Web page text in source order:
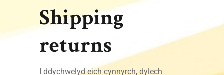
Shipping
returns
I ddychwelyd eich cynnyrch, dylech